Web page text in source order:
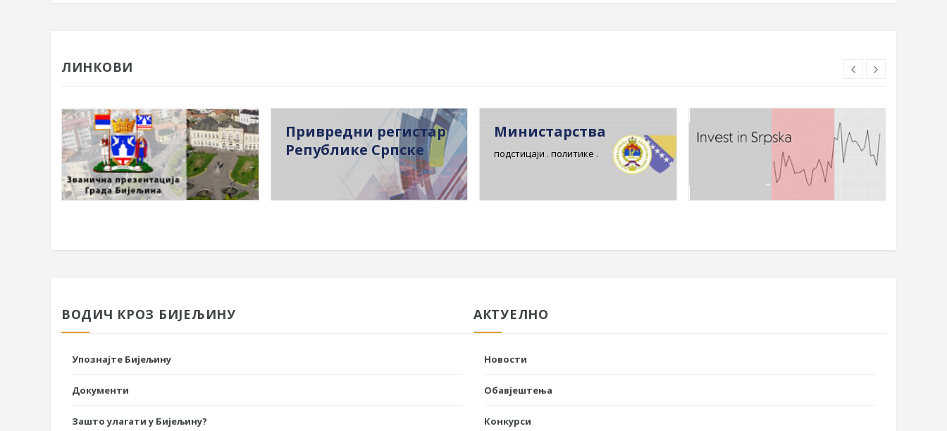
ЛИНКОВИ
Привредни регистар
Републике Српске
Министарства
подстицаји . политике .
ВОДИЧ КРОЗ БИЈЕЉИНУ
Упознајте Бијељину
Документи
Зашто улагати у Бијељину?
АКТУЕЛНО
Новости
Обавјештења
Конкурси